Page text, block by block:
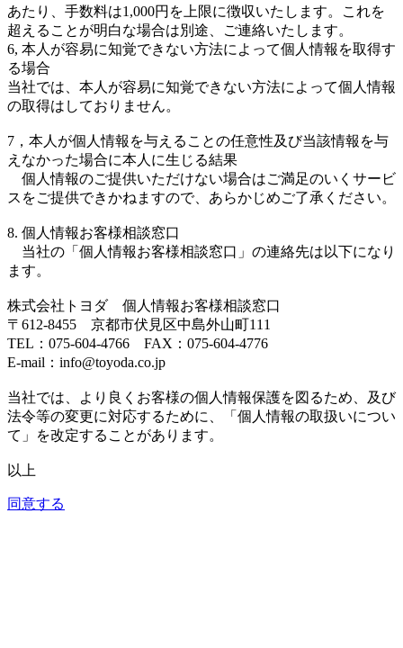
あたり、手数料は1,000円を上限に徴収いたします。これを
超えることが明白な場合は別途、ご連絡いたします。
6, 本人が容易に知覚できない方法によって個人情報を取得す
る場合
当社では、本人が容易に知覚できない方法によって個人情報
の取得はしておりません。
7，本人が個人情報を与えることの任意性及び当該情報を与
えなかった場合に本人に生じる結果
個人情報のご提供いただけない場合はご満足のいくサービ
スをご提供できかねますので、あらかじめご了承ください。
8. 個人情報お客様相談窓口
当社の「個人情報お客様相談窓口」の連絡先は以下になり
ます。
株式会社トヨダ 個人情報お客様相談窓口
〒612-8455 京都市伏見区中島外山町111
TEL：075-604-4766 FAX：075-604-4776
E-mail：info@toyoda.co.jp
当社では、より良くお客様の個人情報保護を図るため、及び
法令等の変更に対応するために、「個人情報の取扱いについ
て」を改定することがあります。
以上
同意する